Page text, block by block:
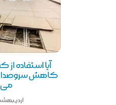
آیا استفاده
کاهش سروصدا
می
اردیبهشت 26,